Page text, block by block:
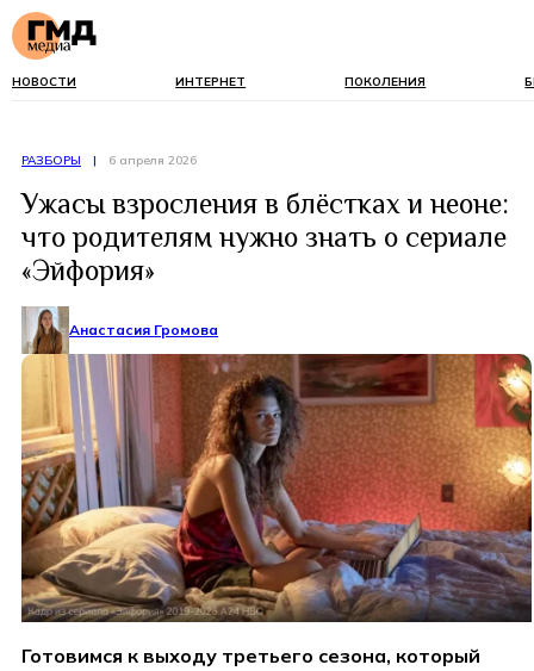
НОВОСТИ ИНТЕРНЕТ ПОКОЛЕНИЯ
РАЗБОРЫ | 6 апреля 2026
Ужасы взросления в блёстках и неоне:
что родителям нужно знать о сериале
«Эйфория»
Анастасия Громова
Готовимся к выходу третьего сезона, который